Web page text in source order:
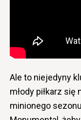
Ale to niejedyny
młody piłkarz się
minionego